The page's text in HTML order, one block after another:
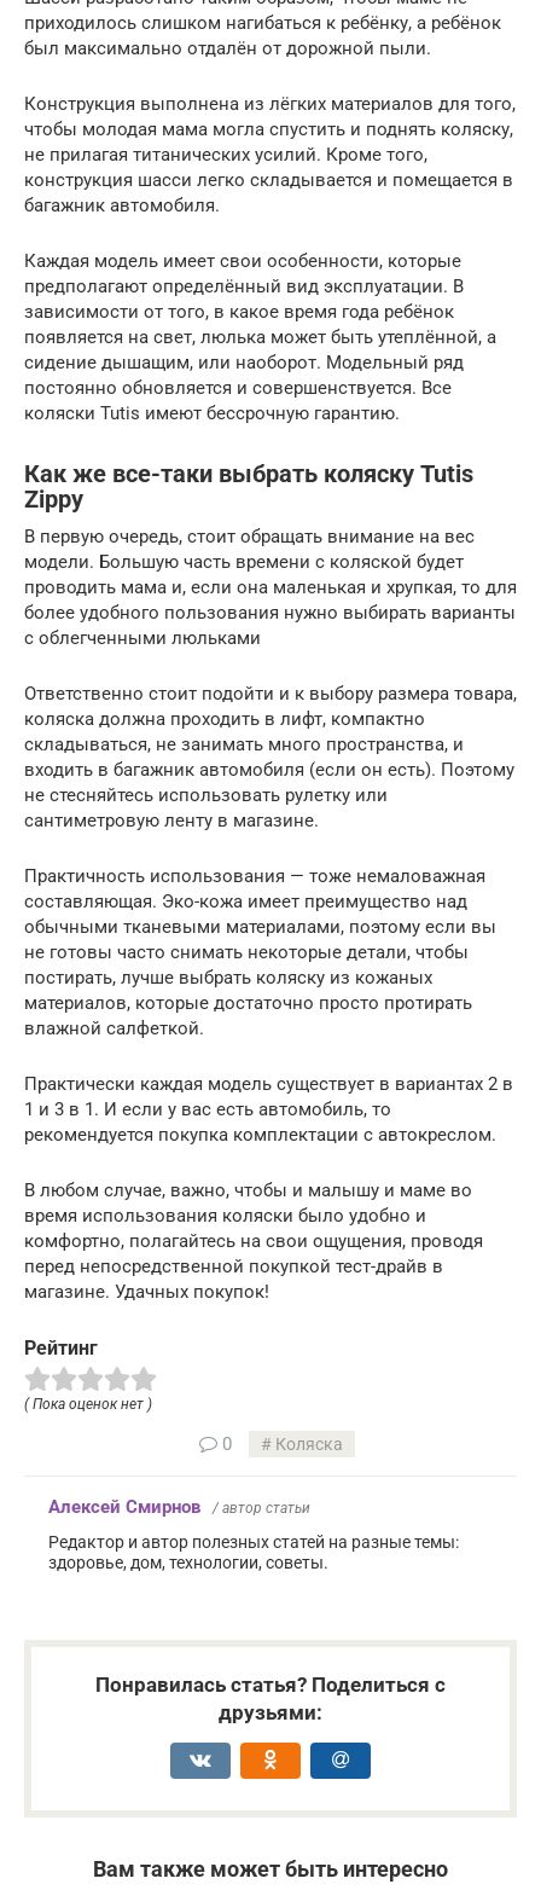
приходилось слишком нагибаться к ребёнку, а ребёнок
был максимально отдалён от дорожной пыли.
Конструкция выполнена из лёгких материалов для того,
чтобы молодая мама могла спустить и поднять коляску,
не прилагая титанических усилий. Кроме того,
конструкция шасси легко складывается и помещается в
багажник автомобиля.
Каждая модель имеет свои особенности, которые
предполагают определённый вид эксплуатации. В
зависимости от того, в какое время года ребёнок
появляется на свет, люлька может быть утеплённой, а
сидение дышащим, или наоборот. Модельный ряд
постоянно обновляется и совершенствуется. Все
коляски Tutis имеют бессрочную гарантию.
Как же все-таки выбрать коляску Tutis
Zippy
В первую очередь, стоит обращать внимание на вес
модели. Большую часть времени с коляской будет
проводить мама и, если она маленькая и хрупкая, то для
более удобного пользования нужно выбирать варианты
с облегченными люльками
Ответственно стоит подойти и к выбору размера товара,
коляска должна проходить в лифт, компактно
складываться, не занимать много пространства, и
входить в багажник автомобиля (если он есть). Поэтому
не стесняйтесь использовать рулетку или
сантиметровую ленту в магазине.
Практичность использования — тоже немаловажная
составляющая. Эко-кожа имеет преимущество над
обычными тканевыми материалами, поэтому если вы
не готовы часто снимать некоторые детали, чтобы
постирать, лучше выбрать коляску из кожаных
материалов, которые достаточно просто протирать
влажной салфеткой.
Практически каждая модель существует в вариантах 2 в
1 и 3 в 1. И если у вас есть автомобиль, то
рекомендуется покупка комплектации с автокреслом.
В любом случае, важно, чтобы и малышу и маме во
время использования коляски было удобно и
комфортно, полагайтесь на свои ощущения, проводя
перед непосредственной покупкой тест-драйв в
магазине. Удачных покупок!
Рейтинг
( Пока оценок нет )
0 Коляска
Алексей Смирнов / автор статьи
Редактор и автор полезных статей на разные темы:
здоровье, дом, технологии, советы.
Понравилась статья? Поделиться с
друзьями:
Вам также может быть интересно